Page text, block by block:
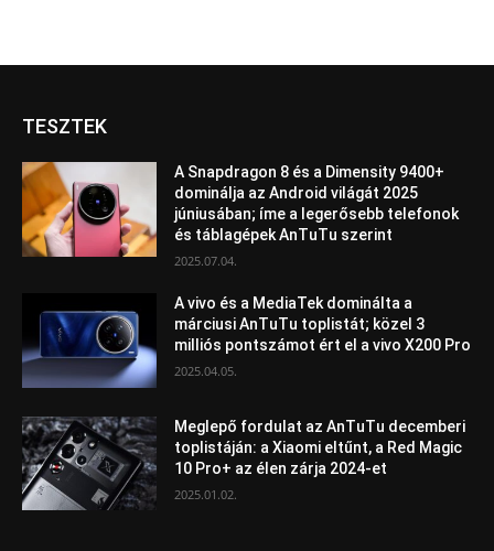
TESZTEK
A Snapdragon 8 és a Dimensity 9400+
dominálja az Android világát 2025
júniusában; íme a legerősebb telefonok
és táblagépek AnTuTu szerint
2025.07.04.
A vivo és a MediaTek dominálta a
márciusi AnTuTu toplistát; közel 3
milliós pontszámot ért el a vivo X200 Pro
2025.04.05.
Meglepő fordulat az AnTuTu decemberi
toplistáján: a Xiaomi eltűnt, a Red Magic
10 Pro+ az élen zárja 2024-et
2025.01.02.